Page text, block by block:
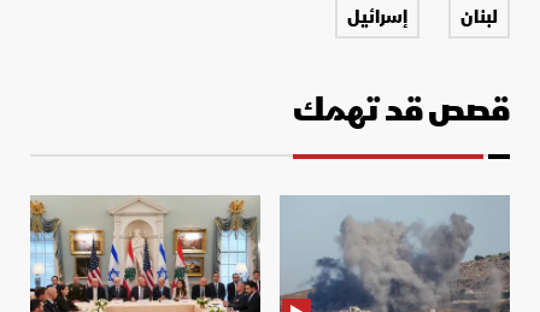
لبنان
إسرائيل
قصص قد تهمك